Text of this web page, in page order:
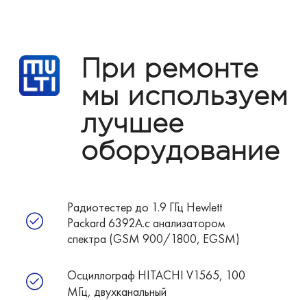
При ремонте
мы используем
лучшее
оборудование
Радиотестер до 1.9 ГГц Hewlett
Packard 6392A.с анализатором
спектра (GSM 900/1800, EGSM)
Осциллограф HITACHI V1565, 100
МГц, двухканальный